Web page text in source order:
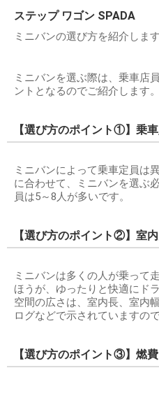
ステップ ワゴン SPADA
ミニバンの選び方を紹介します
ミニバンを選ぶ際は、乗車店
ントとなるのでご紹介します。
【選び方のポイント①】乗
ミニバンによって乗車定員は
に合わせて、ミニバンを選ぶ
員は5～8人が多いです。
【選び方のポイント②】室
ミニバンは多くの人が乗って
ほうが、ゆったりと快適にド
空間の広さは、室内長、室内
ログなどで示されていますの
【選び方のポイント③】燃費